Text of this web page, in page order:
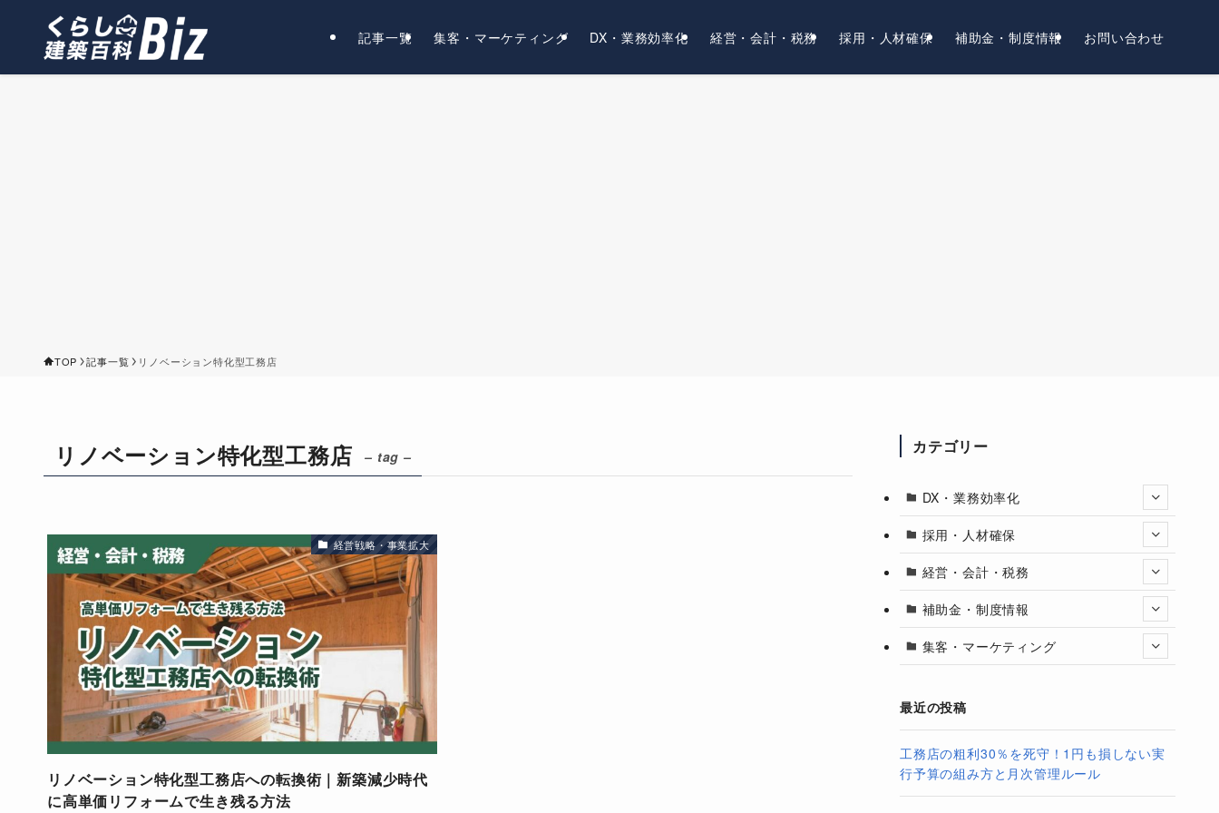
記事一覧 集客・マーケティング DX・業務効率化 経営・会計・税務 採用・人材確保 補助金・制度情報 お問い合わせ
TOP 記事一覧 リノベーション特化型工務店
リノベーション特化型工務店 – tag –
経営戦略・事業拡大
リノベーション特化型工務店への転換術｜新築減少時代
に高単価リフォームで生き残る方法
カテゴリー
DX・業務効率化
採用・人材確保
経営・会計・税務
補助金・制度情報
集客・マーケティング
最近の投稿
工務店の粗利30％を死守！1円も損しない実
行予算の組み方と月次管理ルール